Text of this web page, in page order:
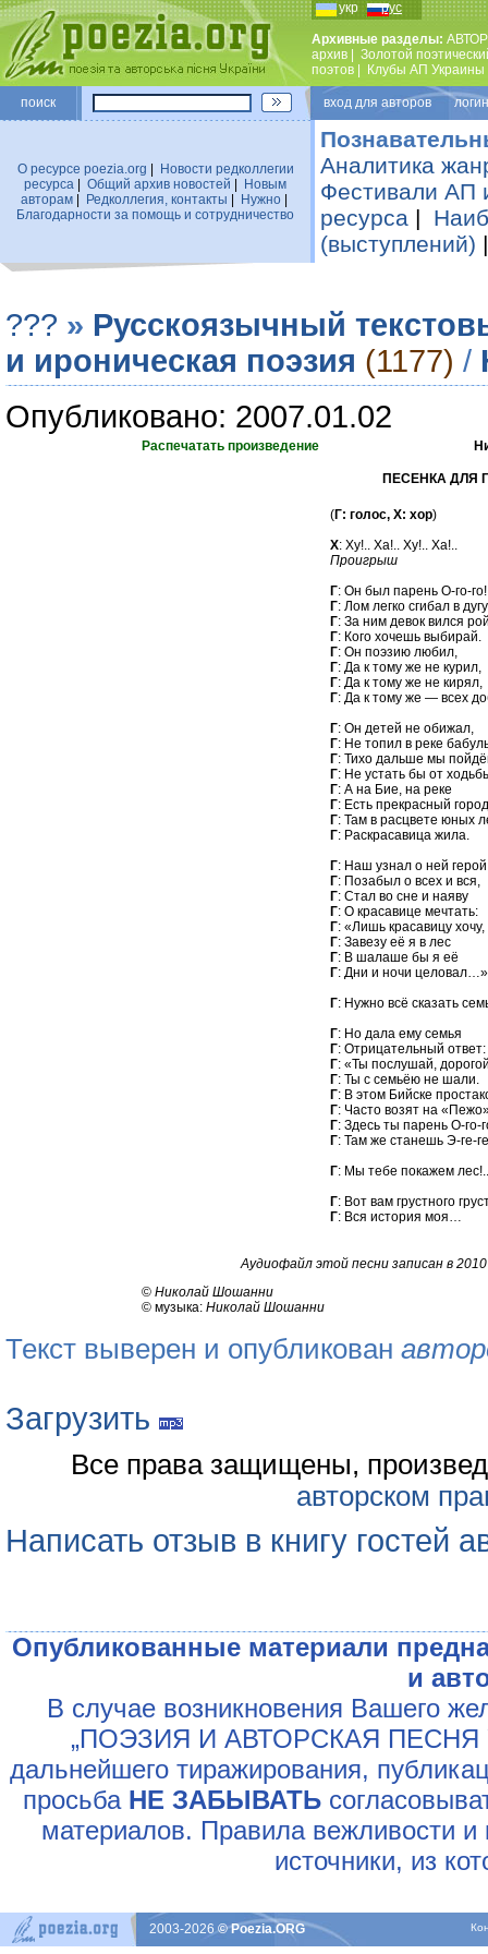
укр рус
Архивные разделы:
архив
Золотой
поэтов
Клубы АП Украины
поиск вход для авторов
О ресурсе poezia.org
Новости редколлегии
ресурса
Общий архив новостей
Новым
авторам| Редколлегия, контакты Нужно|
Благодарности за помощь и сотрудничество
Аналитика
Фестивали АП
ресурса |
(выступлений)
??? » Русскоязычный
и ироническая поэзия (1177) /
Опубликовано: 2007.01.02
Распечатать произведение
ПЕСЕНКА ДЛЯ
(Г: голос, Х: хор)
Х: Ху!.. Ха!.. Ху!.. Ха!..
Проигрыш
Г: Он был парень О-
Г: Лом легко сгибал в
Г: За ним девок вился
Г: Кого хочешь
Г: Он поэзию
Г: Да к тому же не
Г: Да к тому же не
Г: Да к тому же — всех
Г: Он детей не
Г: Не топил в реке
Г: Тихо дальше мы
Г: Не устать бы от
Г: А на Бие, на
Г: Есть прекрасный
Г: Там в расцвете
Г: Раскрасавица
Г: Наш узнал о ней
Г: Позабыл о всех и
Г: Стал во сне и
Г: О красавице
Г: «Лишь красавицу
Г: Завезу её я в
Г: В шалаше бы
Г: Дни и ночи
Г: Нужно всё сказать
Г: Но дала ему
Г: Отрицательный
Г: «Ты послушай,
Г: Ты с семьёю не
Г: В этом Бийске
Г: Часто возят на
Г: Здесь ты парень О-
Г: Там же станешь Э-
Г: Мы тебе покажем
Г: Вот вам грустного
Г: Вся история
Аудиофайл этой песни записан в
© Николай Шошанни
© музыка: Николай Шошанни
Текст выверен и опубликован
Загрузить
Все права защищены,
авторском
Написать отзыв в книгу гостей
Опубликованные материали
и
В случае возникновения Вашего
„ПОЭЗИЯ И АВТОРСКАЯ ПЕСНЯ
дальнейшего тиражирования,
просьба НЕ ЗАБЫВАТЬ
материалов. Правила вежливости и
источники, из
2003-2026© Poezia.ORG